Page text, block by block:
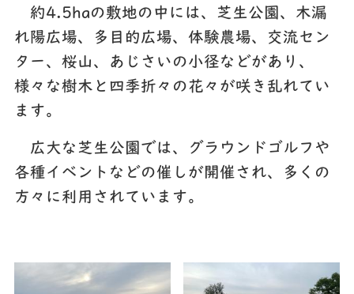
約4.5haの敷地の中には、芝生公園、木漏
れ陽広場、多目的広場、体験農場、交流セン
ター、桜山、あじさいの小径などがあり、
様々な樹木と四季折々の花々が咲き乱れてい
ます。
広大な芝生公園では、グラウンドゴルフや
各種イベントなどの催しが開催され、多くの
方々に利用されています。